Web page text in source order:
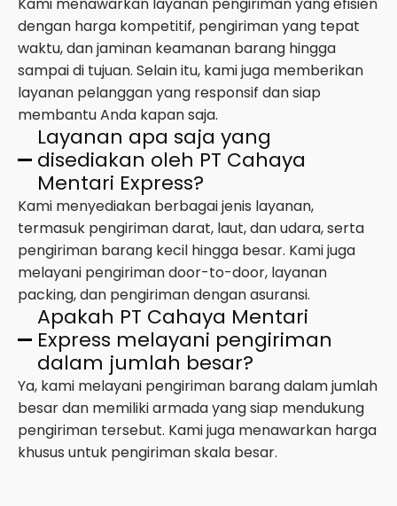
dengan harga kompetitif, pengiriman yang tepat
waktu, dan jaminan keamanan barang hingga
sampai di tujuan. Selain itu, kami juga memberikan
layanan pelanggan yang responsif dan siap
membantu Anda kapan saja.
Layanan apa saja yang
disediakan oleh PT Cahaya
Mentari Express?
Kami menyediakan berbagai jenis layanan,
termasuk pengiriman darat, laut, dan udara, serta
pengiriman barang kecil hingga besar. Kami juga
melayani pengiriman door-to-door, layanan
packing, dan pengiriman dengan asuransi.
Apakah PT Cahaya Mentari
Express melayani pengiriman
dalam jumlah besar?
Ya, kami melayani pengiriman barang dalam jumlah
besar dan memiliki armada yang siap mendukung
pengiriman tersebut. Kami juga menawarkan harga
khusus untuk pengiriman skala besar.